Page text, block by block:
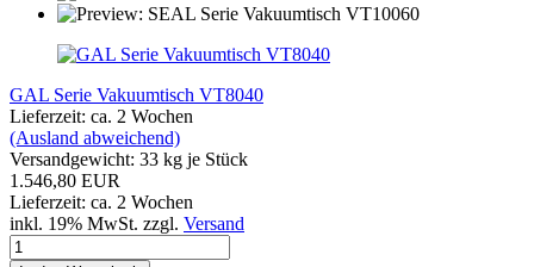
GAL Serie Vakuumtisch VT8040
Lieferzeit: ca. 2 Wochen
(Ausland abweichend)
Versandgewicht: 33 kg je Stück
1.546,80 EUR
Lieferzeit: ca. 2 Wochen
inkl. 19% MwSt. zzgl. Versand